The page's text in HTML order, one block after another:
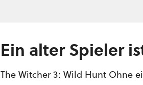
Ein alter Spieler
The Witcher 3: Wild Hunt Ohne